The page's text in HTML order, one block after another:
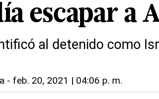
escapar a
al detenido como
- feb. 20, 2021 | 04:06 p. m.